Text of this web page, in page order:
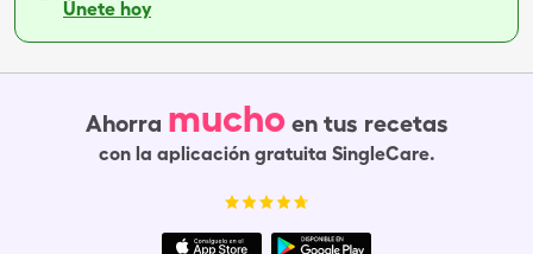
Únete hoy
Ahorra mucho en tus recetas
con la aplicación gratuita SingleCare.